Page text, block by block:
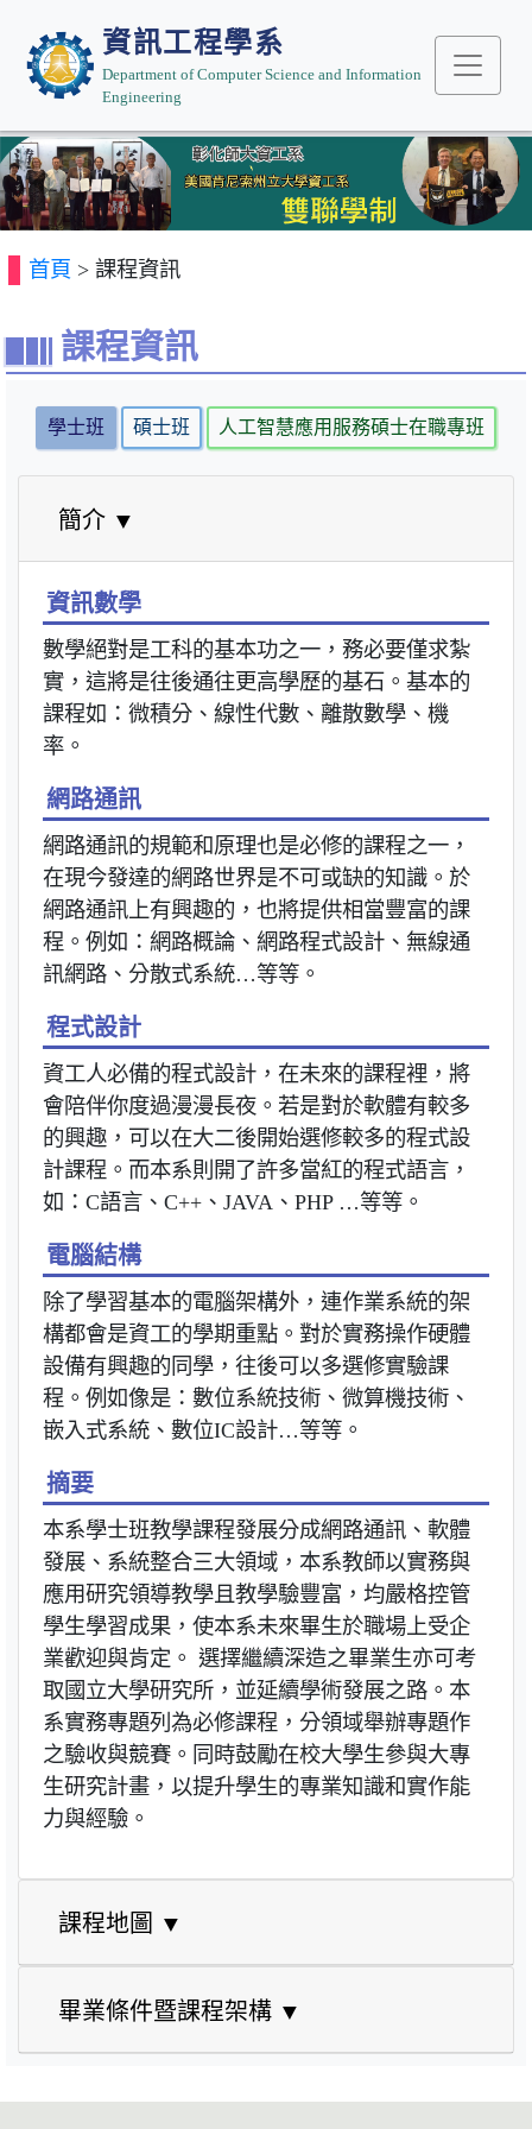
資訊工程學系
Department of Computer Science and Information
Engineering
Previous Next
首頁 > 課程資訊
課程資訊
學士班 碩士班 人工智慧應用服務碩士在職專班
簡介 ▼
資訊數學
數學絕對是工科的基本功之一，務必要僅求紮
實，這將是往後通往更高學歷的基石。基本的
課程如：微積分、線性代數、離散數學、機
率。
網路通訊
網路通訊的規範和原理也是必修的課程之一，
在現今發達的網路世界是不可或缺的知識。於
網路通訊上有興趣的，也將提供相當豐富的課
程。例如：網路概論、網路程式設計、無線通
訊網路、分散式系統…等等。
程式設計
資工人必備的程式設計，在未來的課程裡，將
會陪伴你度過漫漫長夜。若是對於軟體有較多
的興趣，可以在大二後開始選修較多的程式設
計課程。而本系則開了許多當紅的程式語言，
如：C語言、C++、JAVA、PHP …等等。
電腦結構
除了學習基本的電腦架構外，連作業系統的架
構都會是資工的學期重點。對於實務操作硬體
設備有興趣的同學，往後可以多選修實驗課
程。例如像是：數位系統技術、微算機技術、
嵌入式系統、數位IC設計…等等。
摘要
本系學士班教學課程發展分成網路通訊、軟體
發展、系統整合三大領域，本系教師以實務與
應用研究領導教學且教學驗豐富，均嚴格控管
學生學習成果，使本系未來畢生於職場上受企
業歡迎與肯定。 選擇繼續深造之畢業生亦可考
取國立大學研究所，並延續學術發展之路。本
系實務專題列為必修課程，分領域舉辦專題作
之驗收與競賽。同時鼓勵在校大學生參與大專
生研究計畫，以提升學生的專業知識和實作能
力與經驗。
課程地圖 ▼
畢業條件暨課程架構 ▼